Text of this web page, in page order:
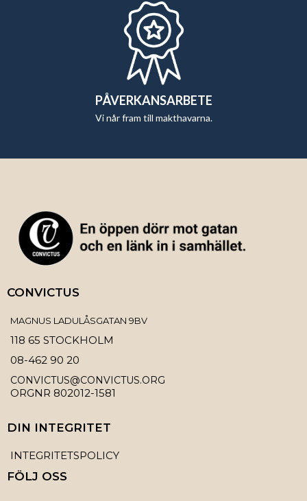
PÅVERKANSARBETE
Vi når fram till makthavarna.
CONVICTUS
MAGNUS LADULÅSGATAN 9BV
118 65 STOCKHOLM
08-462 90 20
CONVICTUS@CONVICTUS.ORG
ORGNR 802012-1581
DIN INTEGRITET
INTEGRITETSPOLICY
FÖLJ OSS